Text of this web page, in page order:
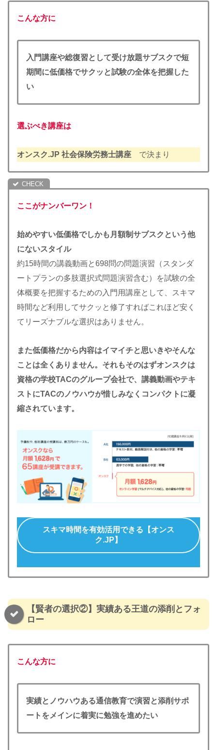
こんな方に
入門講座や総復習として受け放題サブスクで短
期間に低価格でサクッと試験の全体を把握した
い
選ぶべき講座は
オンスク.JP 社会保険労務士講座 で決まり
ここがナンバーワン！
始めやすい低価格でしかも月額制サブスクという他
にないスタイル
約15時間の講義動画と698問の問題演習（スタンダ
ートプランの多肢選択式問題演習含む）を試験の全
体概要を把握するための入門用講座として、スキマ
時間など利用してサクッと修了すればこれほど安く
てリーズナブルな選択はありません。
また低価格だから内容はイマイチと思いきやそんな
ことは全くありません。それもそのはずオンスクは
資格の学校TACのグループ会社で、講義動画やテキ
ストにTACのノウハウが惜しみなくコンパクトに凝
縮されています。
スキマ時間を有効活用できる【オンス
ク.JP】
【賢者の選択②】実績ある王道の添削とフォ
ロー
こんな方に
実績と ノウハウある通信教育で演習と添削サポ
ートをメインに着実に勉強を進めたい